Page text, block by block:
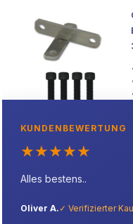
KUNDENBEWERTUNG
★★★★★
Alles bestens..
Oliver A. ✓ Verifizierter